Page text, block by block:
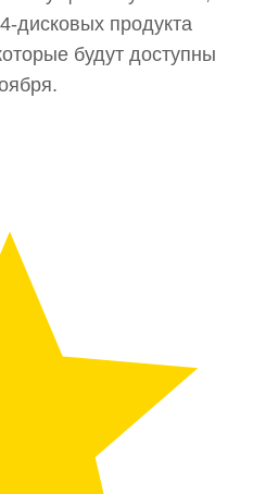
дисковых продукта
будут доступны